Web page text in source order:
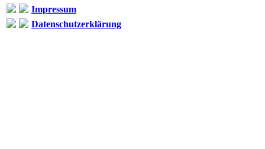
Impressum
Datenschutzerklärung